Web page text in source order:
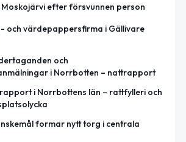
Moskojärvi efter försvunnen person
och värdepappersfirma i Gällivare
och
i Norrbotten – nattrapport
i Norrbottens län – rattfylleri och
formar nytt torg i centrala